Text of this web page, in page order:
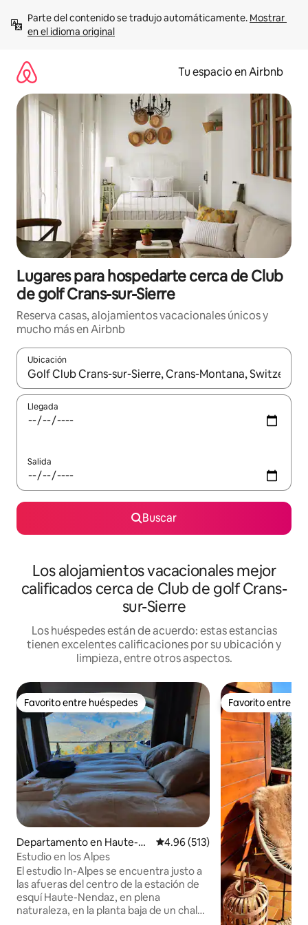
contenido
Parte del contenido se tradujo automáticamente. Mostrar
en el idioma original
Tu espacio en Airbnb
Lugares para hospedarte cerca de Club
de golf Crans-sur-Sierre
Reserva casas, alojamientos vacacionales únicos y
mucho más en Airbnb
Ubicación
Cuando los resultados estén disponibles, podrás navegar
Llegada
Salida
Buscar
Los alojamientos vacacionales mejor
calificados cerca de Club de golf Crans-
sur-Sierre
Los huéspedes están de acuerdo: estas estancias
tienen excelentes calificaciones por su ubicación y
limpieza, entre otros aspectos.
Favorito entre huéspedes
Favorito entre huéspedes
Departamento en Haute-N
endaz
Calificación promedio: 4.96 de
4.96 (513)
Estudio en los Alpes
El estudio In-Alpes se encuentra justo a
las afueras del centro de la estación de
esquí Haute-Nendaz, en plena
naturaleza, en la planta baja de un chalet
Favorito entre
Favorito entre